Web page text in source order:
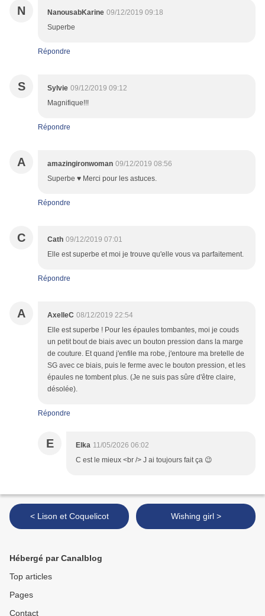
N NanousabKarine 09/12/2019 09:18
Superbe
Répondre
S Sylvie 09/12/2019 09:12
Magnifique!!!
Répondre
A amazingironwoman 09/12/2019 08:56
Superbe ♥ Merci pour les astuces.
Répondre
C Cath 09/12/2019 07:01
Elle est superbe et moi je trouve qu'elle vous va parfaitement.
Répondre
A AxelleC 08/12/2019 22:54
Elle est superbe ! Pour les épaules tombantes, moi je couds
un petit bout de biais avec un bouton pression dans la marge
de couture. Et quand j'enfile ma robe, j'entoure ma bretelle de
SG avec ce biais, puis le ferme avec le bouton pression, et les
épaules ne tombent plus. (Je ne suis pas sûre d'être claire,
désolée).
Répondre
E Elka 11/05/2026 06:02
C est le mieux <br /> J ai toujours fait ça 😉
< Lison et Coquelicot Wishing girl >
Hébergé par Canalblog
Top articles
Pages
Contact